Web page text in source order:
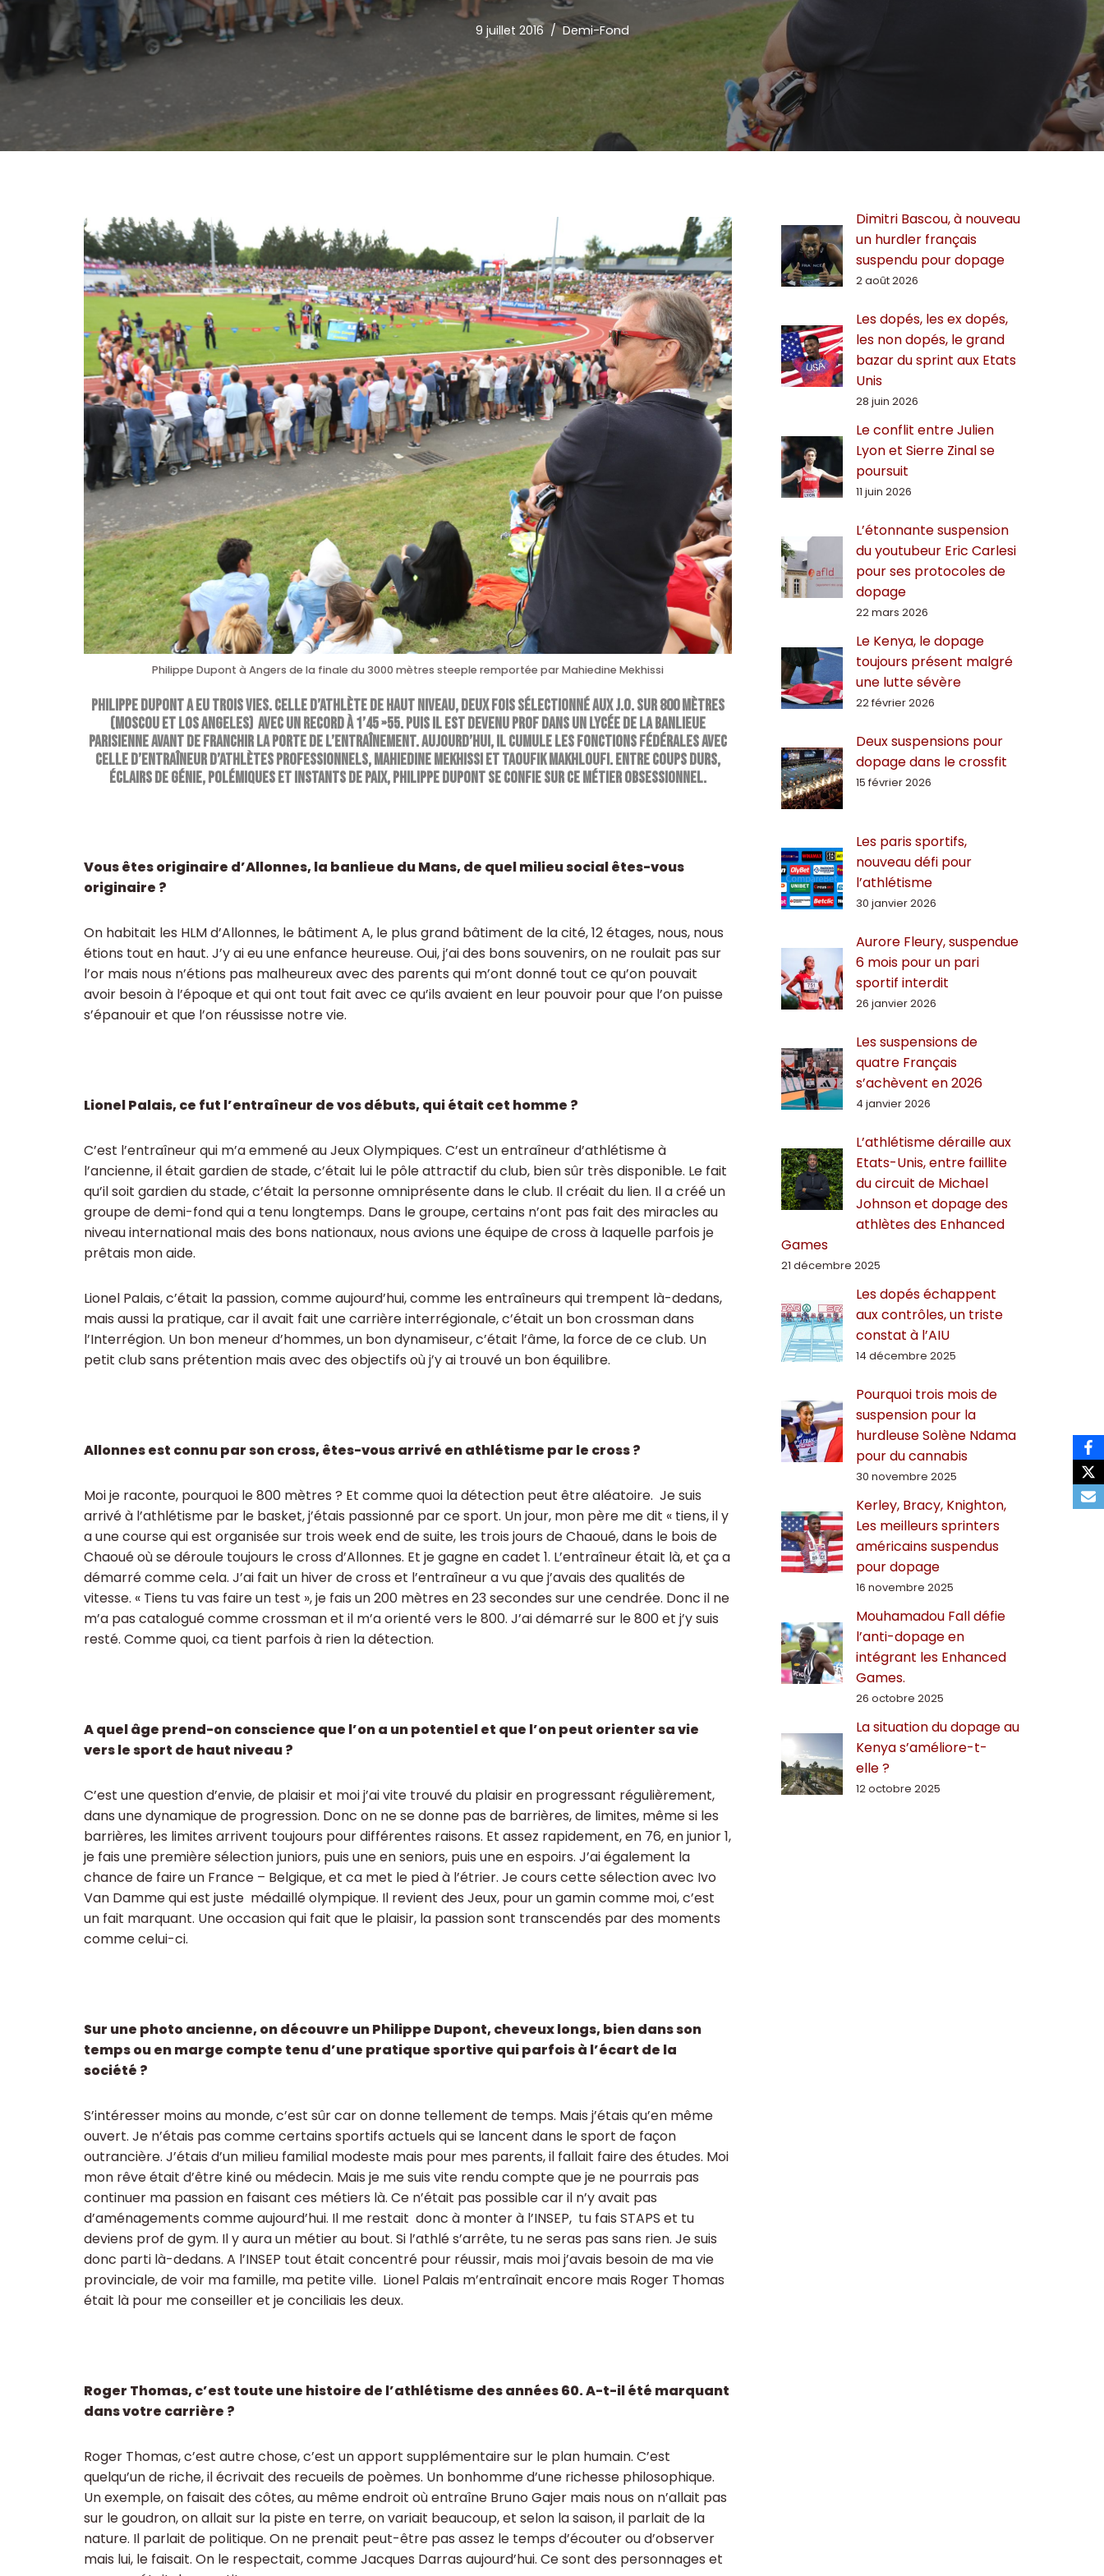
9 juillet 2016 Demi-Fond
Philippe Dupont à Angers de la finale du 3000 mètres steeple remportée par Mahiedine Mekhissi
Philippe Dupont a eu trois vies. Celle d’athlète de haut niveau, deux fois sélectionné aux J.O. sur 800 mètres
(Moscou et Los Angeles) avec un record à 1’45 »55. Puis il est devenu prof dans un lycée de la banlieue
parisienne avant de franchir la porte de l’entraînement. Aujourd’hui, il cumule les fonctions fédérales avec
celle d’entraîneur d’athlètes professionnels, Mahiedine Mekhissi et Taoufik Makhloufi. Entre coups durs,
éclairs de génie, polémiques et instants de paix, Philippe Dupont se confie sur ce métier obsessionnel.
Vous êtes originaire d’Allonnes, la banlieue du Mans, de quel milieu social êtes-vous
originaire ?
On habitait les HLM d’Allonnes, le bâtiment A, le plus grand bâtiment de la cité, 12 étages, nous, nous
étions tout en haut. J’y ai eu une enfance heureuse. Oui, j’ai des bons souvenirs, on ne roulait pas sur
l’or mais nous n’étions pas malheureux avec des parents qui m’ont donné tout ce qu’on pouvait
avoir besoin à l’époque et qui ont tout fait avec ce qu’ils avaient en leur pouvoir pour que l’on puisse
s’épanouir et que l’on réussisse notre vie.
Lionel Palais, ce fut l’entraîneur de vos débuts, qui était cet homme ?
C’est l’entraîneur qui m’a emmené au Jeux Olympiques. C’est un entraîneur d’athlétisme à
l’ancienne, il était gardien de stade, c’était lui le pôle attractif du club, bien sûr très disponible. Le fait
qu’il soit gardien du stade, c’était la personne omniprésente dans le club. Il créait du lien. Il a créé un
groupe de demi-fond qui a tenu longtemps. Dans le groupe, certains n’ont pas fait des miracles au
niveau international mais des bons nationaux, nous avions une équipe de cross à laquelle parfois je
prêtais mon aide.
Lionel Palais, c’était la passion, comme aujourd’hui, comme les entraîneurs qui trempent là-dedans,
mais aussi la pratique, car il avait fait une carrière interrégionale, c’était un bon crossman dans
l’Interrégion. Un bon meneur d’hommes, un bon dynamiseur, c’était l’âme, la force de ce club. Un
petit club sans prétention mais avec des objectifs où j’y ai trouvé un bon équilibre.
Allonnes est connu par son cross, êtes-vous arrivé en athlétisme par le cross ?
Moi je raconte, pourquoi le 800 mètres ? Et comme quoi la détection peut être aléatoire. Je suis
arrivé à l’athlétisme par le basket, j’étais passionné par ce sport. Un jour, mon père me dit « tiens, il y
a une course qui est organisée sur trois week end de suite, les trois jours de Chaoué, dans le bois de
Chaoué où se déroule toujours le cross d’Allonnes. Et je gagne en cadet 1. L’entraîneur était là, et ça a
démarré comme cela. J’ai fait un hiver de cross et l’entraîneur a vu que j’avais des qualités de
vitesse. « Tiens tu vas faire un test », je fais un 200 mètres en 23 secondes sur une cendrée. Donc il ne
m’a pas catalogué comme crossman et il m’a orienté vers le 800. J’ai démarré sur le 800 et j’y suis
resté. Comme quoi, ca tient parfois à rien la détection.
A quel âge prend-on conscience que l’on a un potentiel et que l’on peut orienter sa vie
vers le sport de haut niveau ?
C’est une question d’envie, de plaisir et moi j’ai vite trouvé du plaisir en progressant régulièrement,
dans une dynamique de progression. Donc on ne se donne pas de barrières, de limites, même si les
barrières, les limites arrivent toujours pour différentes raisons. Et assez rapidement, en 76, en junior 1,
je fais une première sélection juniors, puis une en seniors, puis une en espoirs. J’ai également la
chance de faire un France – Belgique, et ca met le pied à l’étrier. Je cours cette sélection avec Ivo
Van Damme qui est juste médaillé olympique. Il revient des Jeux, pour un gamin comme moi, c’est
un fait marquant. Une occasion qui fait que le plaisir, la passion sont transcendés par des moments
comme celui-ci.
Sur une photo ancienne, on découvre un Philippe Dupont, cheveux longs, bien dans son
temps ou en marge compte tenu d’une pratique sportive qui parfois à l’écart de la
société ?
S’intéresser moins au monde, c’est sûr car on donne tellement de temps. Mais j’étais qu’en même
ouvert. Je n’étais pas comme certains sportifs actuels qui se lancent dans le sport de façon
outrancière. J’étais d’un milieu familial modeste mais pour mes parents, il fallait faire des études. Moi
mon rêve était d’être kiné ou médecin. Mais je me suis vite rendu compte que je ne pourrais pas
continuer ma passion en faisant ces métiers là. Ce n’était pas possible car il n’y avait pas
d’aménagements comme aujourd’hui. Il me restait donc à monter à l’INSEP, tu fais STAPS et tu
deviens prof de gym. Il y aura un métier au bout. Si l’athlé s’arrête, tu ne seras pas sans rien. Je suis
donc parti là-dedans. A l’INSEP tout était concentré pour réussir, mais moi j’avais besoin de ma vie
provinciale, de voir ma famille, ma petite ville. Lionel Palais m’entraînait encore mais Roger Thomas
était là pour me conseiller et je conciliais les deux.
Roger Thomas, c’est toute une histoire de l’athlétisme des années 60. A-t-il été marquant
dans votre carrière ?
Roger Thomas, c’est autre chose, c’est un apport supplémentaire sur le plan humain. C’est
quelqu’un de riche, il écrivait des recueils de poèmes. Un bonhomme d’une richesse philosophique.
Un exemple, on faisait des côtes, au même endroit où entraîne Bruno Gajer mais nous on n’allait pas
sur le goudron, on allait sur la piste en terre, on variait beaucoup, et selon la saison, il parlait de la
nature. Il parlait de politique. On ne prenait peut-être pas assez le temps d’écouter ou d’observer
mais lui, le faisait. On le respectait, comme Jacques Darras aujourd’hui. Ce sont des personnages et
Dimitri Bascou, à nouveau
un hurdler français
suspendu pour dopage
2 août 2026
Les dopés, les ex dopés,
les non dopés, le grand
bazar du sprint aux Etats
Unis
28 juin 2026
Le conflit entre Julien
Lyon et Sierre Zinal se
poursuit
11 juin 2026
L’étonnante suspension
du youtubeur Eric Carlesi
pour ses protocoles de
dopage
22 mars 2026
Le Kenya, le dopage
toujours présent malgré
une lutte sévère
22 février 2026
Deux suspensions pour
dopage dans le crossfit
15 février 2026
Les paris sportifs,
nouveau défi pour
l’athlétisme
30 janvier 2026
Aurore Fleury, suspendue
6 mois pour un pari
sportif interdit
26 janvier 2026
Les suspensions de
quatre Français
s’achèvent en 2026
4 janvier 2026
L’athlétisme déraille aux
Etats-Unis, entre faillite
du circuit de Michael
Johnson et dopage des
athlètes des Enhanced
Games
21 décembre 2025
Les dopés échappent
aux contrôles, un triste
constat à l’AIU
14 décembre 2025
Pourquoi trois mois de
suspension pour la
hurdleuse Solène Ndama
pour du cannabis
30 novembre 2025
Kerley, Bracy, Knighton,
Les meilleurs sprinters
américains suspendus
pour dopage
16 novembre 2025
Mouhamadou Fall défie
l’anti-dopage en
intégrant les Enhanced
Games.
26 octobre 2025
La situation du dopage au
Kenya s’améliore-t-
elle ?
12 octobre 2025